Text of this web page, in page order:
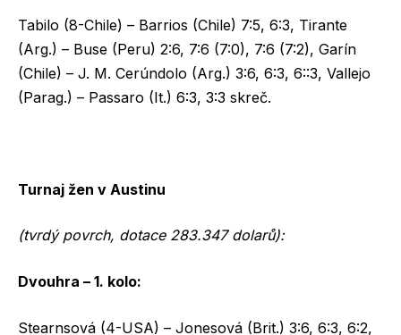
Tabilo (8-Chile) – Barrios (Chile) 7:5, 6:3, Tirante
(Arg.) – Buse (Peru) 2:6, 7:6 (7:0), 7:6 (7:2), Garín
(Chile) – J. M. Cerúndolo (Arg.) 3:6, 6:3, 6::3, Vallejo
(Parag.) – Passaro (It.) 6:3, 3:3 skreč.
Turnaj žen v Austinu
(tvrdý povrch, dotace 283.347 dolarů):
Dvouhra – 1. kolo:
Stearnsová (4-USA) – Jonesová (Brit.) 3:6, 6:3, 6:2,